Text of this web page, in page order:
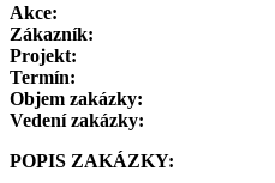
Akce:
Zákazník:
Projekt:
Termín:
Objem zakázky:
Vedení zakázky:
POPIS ZAKÁZKY: